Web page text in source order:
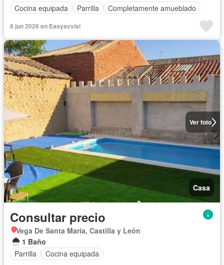
Cocina equipada
Parrilla Completamente amueblado
8 jun 2026 en Easyavvisi
Ver foto
Casa
Consultar precio
Vega De Santa María, Castilla y León
1 Baño
Parrilla
Cocina equipada